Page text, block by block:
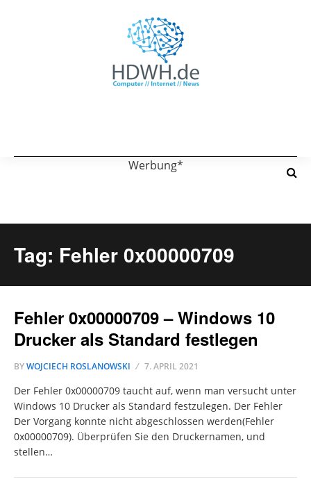
Werbung*
Tag: Fehler 0x00000709
Fehler 0x00000709 – Windows 10
Drucker als Standard festlegen
BYWOJCIECH ROSLANOWSKI 7. APRIL 2021
Der Fehler 0x00000709 taucht auf, wenn man versucht unter
Windows 10 Drucker als Standard festzulegen. Der Fehler
Der Vorgang konnte nicht abgeschlossen werden(Fehler
0x00000709). Überprüfen Sie den Druckernamen, und
stellen…